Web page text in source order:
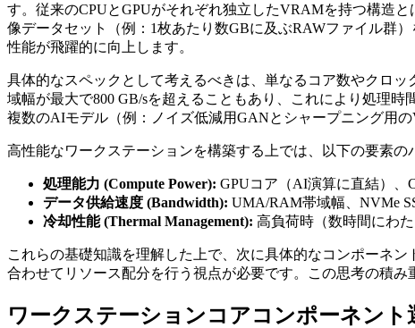
す。従来のCPUとGPUがそれぞれ独立したVRAMを持つ構造
像データセット（例：1枚あたり数GBに及ぶRAWファイル群
性能が飛躍的に向上します。
具体的なスペックとして考えるべきは、単なるコア数やクロ
域幅が最大で800 GB/sを超えることもあり、これにより処理時
複数のAIモデル（例：ノイズ低減用GANとシャープニング用
高性能なワークステーションを構築する上では、以下の要素の
処理能力 (Compute Power): GPUコア（AI演算に直結）、
データ供給速度 (Bandwidth): UMA/RAM帯域幅、NVMe
冷却性能 (Thermal Management): 高負荷時（数時間にわ
これらの基礎知識を理解した上で、次に具体的なコンポーネ
合わせてリソース配分を行う視点が必要です。この思考の積
ワークステーションコアコンポーネン